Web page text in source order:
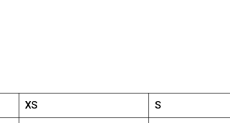
XS S